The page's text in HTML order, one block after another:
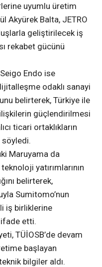
uyumlu üretim
Akyürek Balta, JETRO
geliştirilecek iş
rekabet gücünü
Endo ise
odaklı sanayi
belirterek, Türkiye ile
güçlendirilmesi
ticari ortaklıkların
Maruyama da
yatırımlarının
belirterek,
Sumitomo’nun
iş birliklerine
ifade etti.
TÜİOSB’de devam
başlayan
bilgiler aldı.